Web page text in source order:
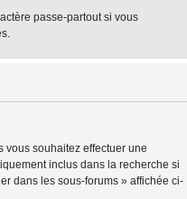
passe-partout si vous
vous souhaitez effectuer une
inclus dans la recherche si
dans les sous-forums » affichée ci-